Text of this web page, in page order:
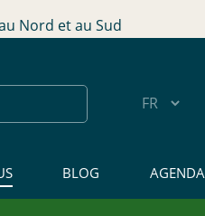
Nord et au Sud
BLOG AGENDA